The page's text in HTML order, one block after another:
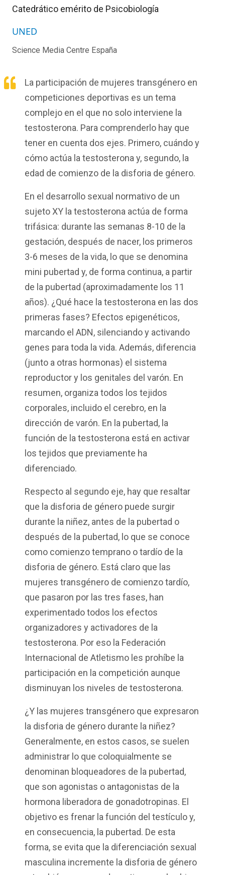
Catedrático emérito de Psicobiología
UNED
Science Media Centre España
La participación de mujeres transgénero en
competiciones deportivas es un tema
complejo en el que no solo interviene la
testosterona. Para comprenderlo hay que
tener en cuenta dos ejes. Primero, cuándo y
cómo actúa la testosterona y, segundo, la
edad de comienzo de la disforia de género.
En el desarrollo sexual normativo de un
sujeto XY la testosterona actúa de forma
trifásica: durante las semanas 8-10 de la
gestación, después de nacer, los primeros
3-6 meses de la vida, lo que se denomina
mini pubertad y, de forma continua, a partir
de la pubertad (aproximadamente los 11
años). ¿Qué hace la testosterona en las dos
primeras fases? Efectos epigenéticos,
marcando el ADN, silenciando y activando
genes para toda la vida. Además, diferencia
(junto a otras hormonas) el sistema
reproductor y los genitales del varón. En
resumen, organiza todos los tejidos
corporales, incluido el cerebro, en la
dirección de varón. En la pubertad, la
función de la testosterona está en activar
los tejidos que previamente ha
diferenciado.
Respecto al segundo eje, hay que resaltar
que la disforia de género puede surgir
durante la niñez, antes de la pubertad o
después de la pubertad, lo que se conoce
como comienzo temprano o tardío de la
disforia de género. Está claro que las
mujeres transgénero de comienzo tardío,
que pasaron por las tres fases, han
experimentado todos los efectos
organizadores y activadores de la
testosterona. Por eso la Federación
Internacional de Atletismo les prohíbe la
participación en la competición aunque
disminuyan los niveles de testosterona.
¿Y las mujeres transgénero que expresaron
la disforia de género durante la niñez?
Generalmente, en estos casos, se suelen
administrar lo que coloquialmente se
denominan bloqueadores de la pubertad,
que son agonistas o antagonistas de la
hormona liberadora de gonadotropinas. El
objetivo es frenar la función del testículo y,
en consecuencia, la pubertad. De esta
forma, se evita que la diferenciación sexual
masculina incremente la disforia de género